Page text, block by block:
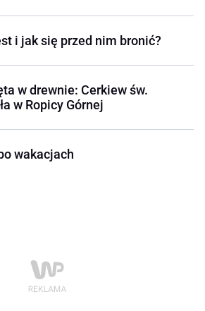
i jak się przed nim bronić?
w drewnie: Cerkiew św.
w Ropicy Górnej
wakacjach